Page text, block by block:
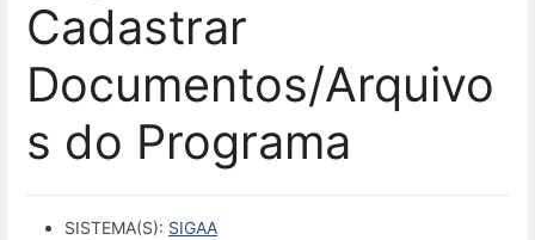
Cadastrar
Documentos/Arquivo
s do Programa
SISTEMA(S): SIGAA